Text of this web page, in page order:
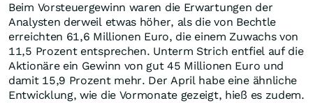
Beim Vorsteuergewinn waren die Erwartungen der
Analysten derweil etwas höher, als die von Bechtle
erreichten 61,6 Millionen Euro, die einem Zuwachs von
11,5 Prozent entsprechen. Unterm Strich entfiel auf die
Aktionäre ein Gewinn von gut 45 Millionen Euro und
damit 15,9 Prozent mehr. Der April habe eine ähnliche
Entwicklung, wie die Vormonate gezeigt, hieß es zudem.